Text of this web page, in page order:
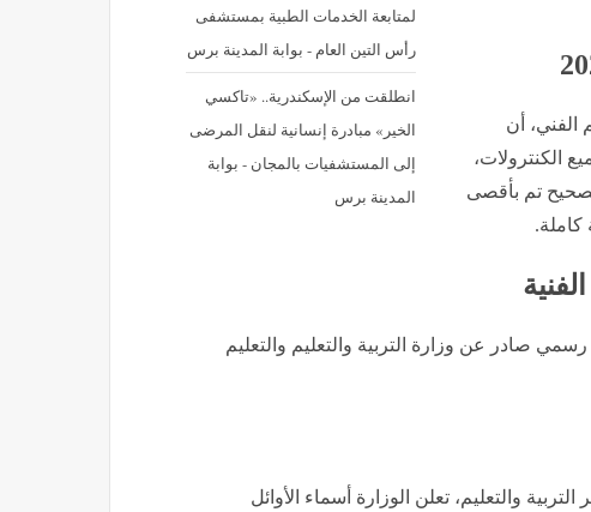
لمتابعة الخدمات الطبية بمستشفى
رأس التين العام - بوابة المدينة برس
انطلقت من الإسكندرية.. «تاكسي
الخير» مبادرة إنسانية لنقل المرضى
إلى المستشفيات بالمجان - بوابة
المدينة برس
الفني، أن
الكنترولات،
تم بأقصى
صادر عن وزارة التربية والتعليم والتعليم
والتعليم، تعلن الوزارة أسماء الأوائل